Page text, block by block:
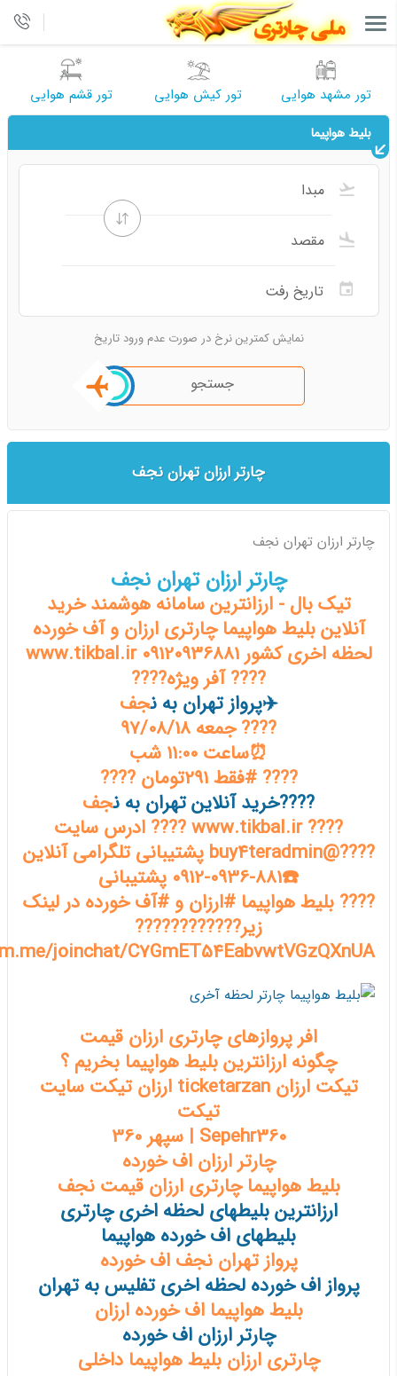
تور مشهد هوایی تور کیش هوایی تور قشم هوایی
بلیط هواپیما
نمایش کمترین نرخ در صورت عدم ورود تاریخ
جستجو
چارتر ارزان تهران نجف
چارتر ارزان تهران نجف
چارتر ارزان تهران نجف
تیک بال - ارزانترین سامانه هوشمند خرید
آنلاین بلیط هواپیما چارتری ارزان و آف خورده
لحظه اخری کشور www.tikbal.ir 09120936881
???? آفر ویژه????
✈️پرواز تهران به نجف
???? جمعه 97/08/18
⏰ساعت 11:00 شب
???? #فقط 291تومان ????
????خرید آنلاین تهران به نجف
???? www.tikbal.ir ???? ادرس سایت
????@buy4teradmin پشتیبانی تلگرامی آنلاین
☎️0912-0936-881 پشتیبانی
???? بلیط هواپیما #ارزان و #آف خورده در لینک
زیر????????????
joinchat/C7GmET54EabvwtVGzQXnUA
افر پروازهای چارتری ارزان قیمت
چگونه ارزانترین بلیط هواپیما بخریم ؟
تیکت ارزان ticketarzan ارزان تیکت سایت
تیکت
Sepehr360 | سپهر 360
چارتر ارزان اف خورده
بلیط هواپیما چارتری ارزان قیمت نجف
ارزانترین بلیطهای لحظه اخری چارتری
بلیطهای اف خورده هواپیما
پرواز تهران نجف اف خورده
پرواز اف خورده لحظه اخری تفلیس به تهران
بلیط هواپیما اف خورده ارزان
چارتر ارزان اف خورده
چارتری ارزان بلیط هواپیما داخلی